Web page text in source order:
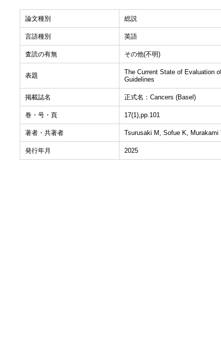
論文種別 総説
言語種別 英語
査読の有無 その他(不明)
表題
The Current State of Evaluation
Guidelines
掲載誌名 正式名：Cancers (Basel)
巻・号・頁 17(1),pp.101
著者・共著者 Tsurusaki M, Sofue K, Murakami
発行年月 2025